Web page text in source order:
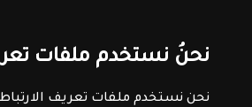
نحنُ نستخدم ملفات
نحن نستخدم ملفات تعريف الارتباط